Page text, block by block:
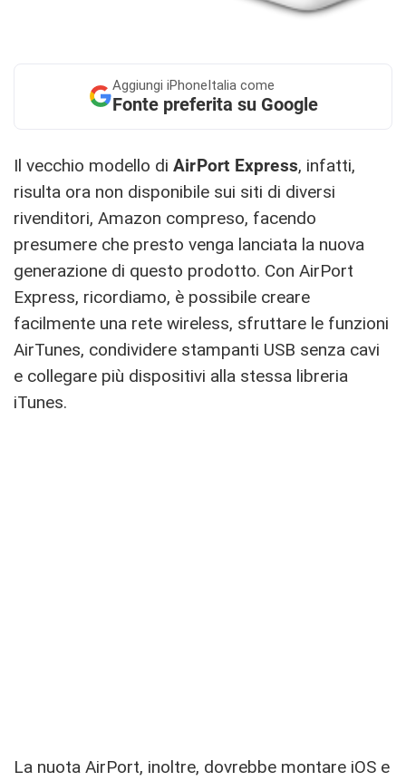
Aggiungi iPhoneItalia come
Fonte preferita su Google
Il vecchio modello di AirPort Express, infatti,
risulta ora non disponibile sui siti di diversi
rivenditori, Amazon compreso, facendo
presumere che presto venga lanciata la nuova
generazione di questo prodotto. Con AirPort
Express, ricordiamo, è possibile creare
facilmente una rete wireless, sfruttare le funzioni
AirTunes, condividere stampanti USB senza cavi
e collegare più dispositivi alla stessa libreria
iTunes.
La nuota AirPort, inoltre, dovrebbe montare iOS e